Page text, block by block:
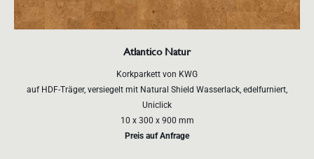
Atlantico Natur
Korkparkett von KWG
auf HDF-Träger, versiegelt mit Natural Shield Wasserlack, edelfurniert,
Uniclick
10 x 300 x 900 mm
Preis auf Anfrage